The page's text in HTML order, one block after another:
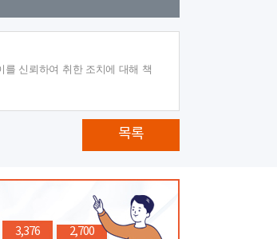
신뢰하여 취한 조치에 대해 책
목록
3,376 2,700